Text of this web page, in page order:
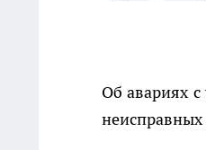
Об авариях
неисправных